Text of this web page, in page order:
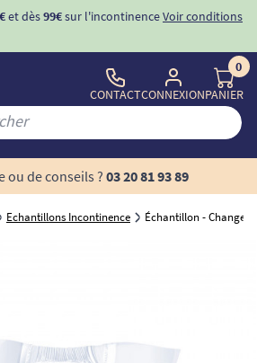
et dès99€sur l'incontinenceVoir conditions
CONTACTCONNEXION
0
PANIER
ou de conseils ? 03 20 81 93 89
Echantillons Incontinence Échantillon - Changes